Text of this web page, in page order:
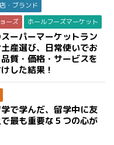
・ブランド
ーズ
ホールフーズマーケット
ーパーマーケットラン
産選び、日常使いでお
質・価格・サービスを
した結果！
で学んだ、留学中に友
最も重要な５つの心が